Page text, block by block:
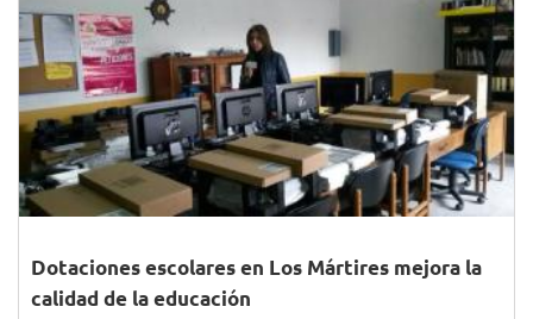
Dotaciones escolares en Los Mártires mejora la
calidad de la educación